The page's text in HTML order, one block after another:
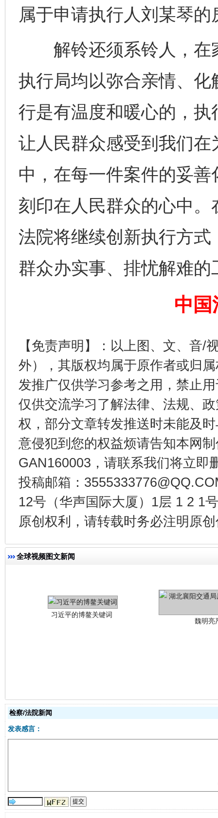
属于申请执行人刘某琴的
解铃还须系铃人，在
执行局均以弥合亲情、
行是有温度和暖心的，
让人民群众感受到我们
中，在每一件案件的妥
刻印在人民群众的心中
法院将继续创新执行方
群众办实事、排忧解难的
中国
【免责声明】：以上图、文、音/
外），其版权均属于原作者或归
发推广仅供学习参考之用，禁止
仅供交流学习了解法律、法规、
权，部分文章转发推送时未能及
意侵犯到您的权益烦请告知本网
GAN160003，请联系我们将立即
投稿邮箱：
12号（华声国际大厦）1层 1 2 1
原创权利，请转载时务必注明原
全球视频图文新闻
网上购药对药下症？
谢
在谋一域中谋全局
“刷贴”乱象丛生
检察/法院新闻
发表感言：